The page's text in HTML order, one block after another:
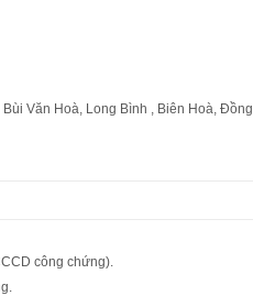
Văn Hoà, Long Bình , Biên Hoà, Đồng
công chứng).